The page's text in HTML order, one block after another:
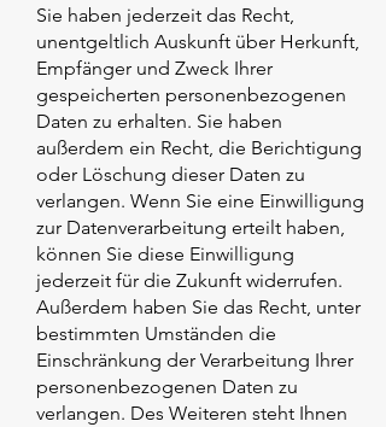
Sie haben jederzeit das Recht,
unentgeltlich Auskunft über Herkunft,
Empfänger und Zweck Ihrer
gespeicherten personenbezogenen
Daten zu erhalten. Sie haben
außerdem ein Recht, die Berichtigung
oder Löschung dieser Daten zu
verlangen. Wenn Sie eine Einwilligung
zur Datenverarbeitung erteilt haben,
können Sie diese Einwilligung
jederzeit für die Zukunft widerrufen.
Außerdem haben Sie das Recht, unter
bestimmten Umständen die
Einschränkung der Verarbeitung Ihrer
personenbezogenen Daten zu
verlangen. Des Weiteren steht Ihnen